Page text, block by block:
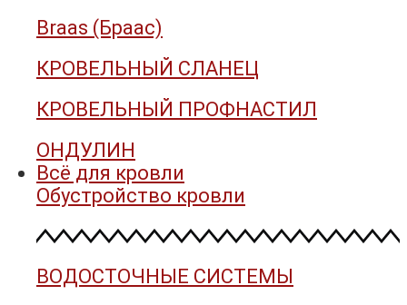
Braas (Браас)
КРОВЕЛЬНЫЙ СЛАНЕЦ
КРОВЕЛЬНЫЙ ПРОФНАСТИЛ
ОНДУЛИН
Всё для кровли
Обустройство кровли
ВОДОСТОЧНЫЕ СИСТЕМЫ